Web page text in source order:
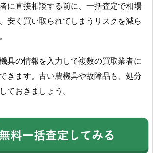
に直接相談する前に、一括査定で相場
安く買い取られてしまうリスクを減ら
具の情報を入力して複数の買取業者に
きます。古い農機具や故障品も、処分
ておきましょう。